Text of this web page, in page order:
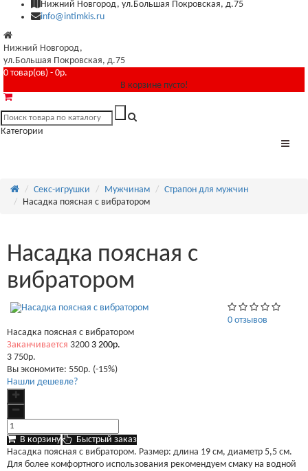
Нижний Новгород, ул.Большая Покровская, д.75
info@intimkis.ru
Нижний Новгород,
ул.Большая Покровская, д.75
0 товар(ов) - 0р.
В корзине пусто!
Категории
Секс-игрушки Мужчинам
Страпон для мужчин
Насадка поясная с вибратором
Насадка поясная с
вибратором
0 отзывов
Насадка поясная с вибратором
Заканчивается 3200 3 200р.
3 750р.
Вы экономите: 550р. (-15%)
Нашли дешевле?
В корзину
Быстрый заказ
Насадка поясная с вибратором. Размер: длина 19 см, диаметр 5,5 см.
Для более комфортного использования рекомендуем смаку на водной